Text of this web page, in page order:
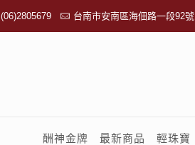
(06)2805679 台南市安南區海佃路一段92號
酬神金牌 最新商品 輕珠寶